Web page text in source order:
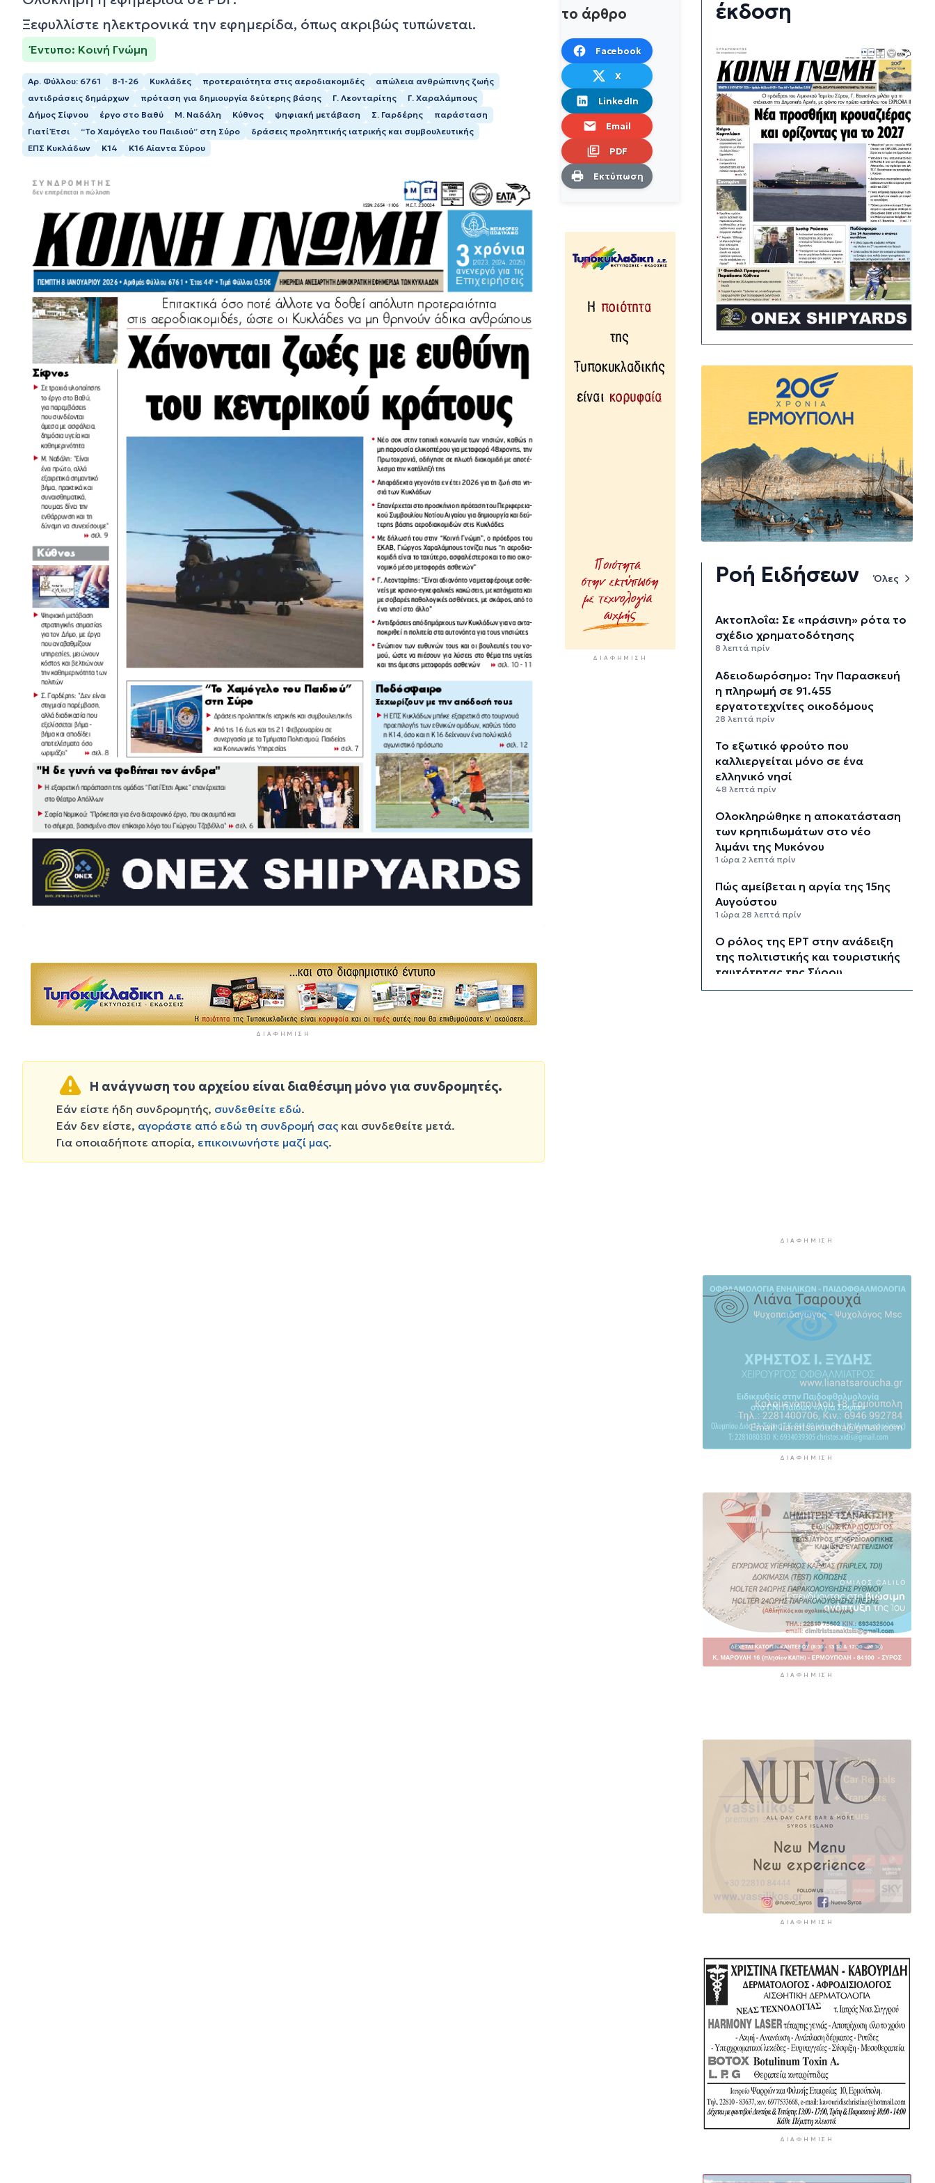
Ξεφυλλίστε ηλεκτρονικά την εφημερίδα, όπως ακριβώς τυπώνεται.
Έντυπο: Κοινή Γνώμη
Αρ. Φύλλου: 6761 8-1-26 Κυκλάδες προτεραιότητα στις αεροδιακομιδές
απώλεια ανθρώπινης ζωής
αντιδράσεις δημάρχων
πρόταση για δημιουργία δεύτερης βάσης Γ. Λεονταρίτης
Γ. Χαραλάμπους
Δήμος Σίφνου
έργο στο Βαθύ Μ. Ναδάλη Κύθνος ψηφιακή μετάβαση Σ. Γαρδέρης
παράσταση
Γιατί Έτσι
“Το Χαμόγελο του Παιδιού” στη Σύρο
δράσεις προληπτικής ιατρικής και συμβουλευτικής
ΕΠΣ Κυκλάδων
Κ14 Κ16 Αίαντα Σύρου
ΔΙΑΦΉΜΙΣΗ
Η ανάγνωση του αρχείου είναι διαθέσιμη μόνο για συνδρομητές.
Εάν είστε ήδη συνδρομητής, συνδεθείτε εδώ.
Εάν δεν είστε, αγοράστε από εδώ τη συνδρομή σας και συνδεθείτε μετά.
Για οποιαδήποτε απορία, επικοινωνήστε μαζί μας.
το άρθρο
Facebook
X
LinkedIn
Email
PDF
Εκτύπωση
ΔΙΑΦΉΜΙΣΗ
έκδοση
Ροή Ειδήσεων Όλες
Aκτοπλοΐα: Σε «πράσινη» ρότα το
σχέδιο χρηματοδότησης
8 λεπτά πρίν
Αδειοδωρόσημο: Την Παρασκευή
η πληρωμή σε 91.455
εργατοτεχνίτες οικοδόμους
28 λεπτά πρίν
Το εξωτικό φρούτο που
καλλιεργείται μόνο σε ένα
ελληνικό νησί
48 λεπτά πρίν
Ολοκληρώθηκε η αποκατάσταση
των κρηπιδωμάτων στο νέο
λιμάνι της Μυκόνου
1 ώρα 2 λεπτά πρίν
Πώς αμείβεται η αργία της 15ης
Αυγούστου
1 ώρα 28 λεπτά πρίν
Ο ρόλος της ΕΡΤ στην ανάδειξη
της πολιτιστικής και τουριστικής
ταυτότητας της Σύρου
Συμβουλίου για το Ειδικό
Χωροταξικό Πλαίσιο για τις ΑΠΕ
3 ώρες 26 λεπτά πρίν
“Η θάλασσα μας χρειάζεται!”
ΔΙΑΦΉΜΙΣΗ
ΔΙΑΦΉΜΙΣΗ
ΔΙΑΦΉΜΙΣΗ
ΔΙΑΦΉΜΙΣΗ
ΔΙΑΦΉΜΙΣΗ